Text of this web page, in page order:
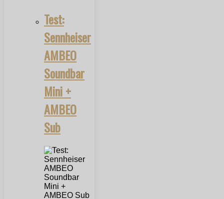
Test:
Sennheiser
AMBEO
Soundbar
Mini +
AMBEO
Sub